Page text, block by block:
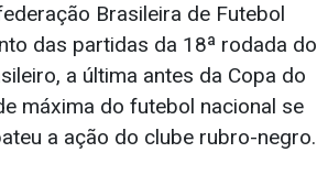
Brasileira de Futebol
das partidas da 18ª rodada do
a última antes da Copa do
máxima do futebol nacional se
a ação do clube rubro-negro.